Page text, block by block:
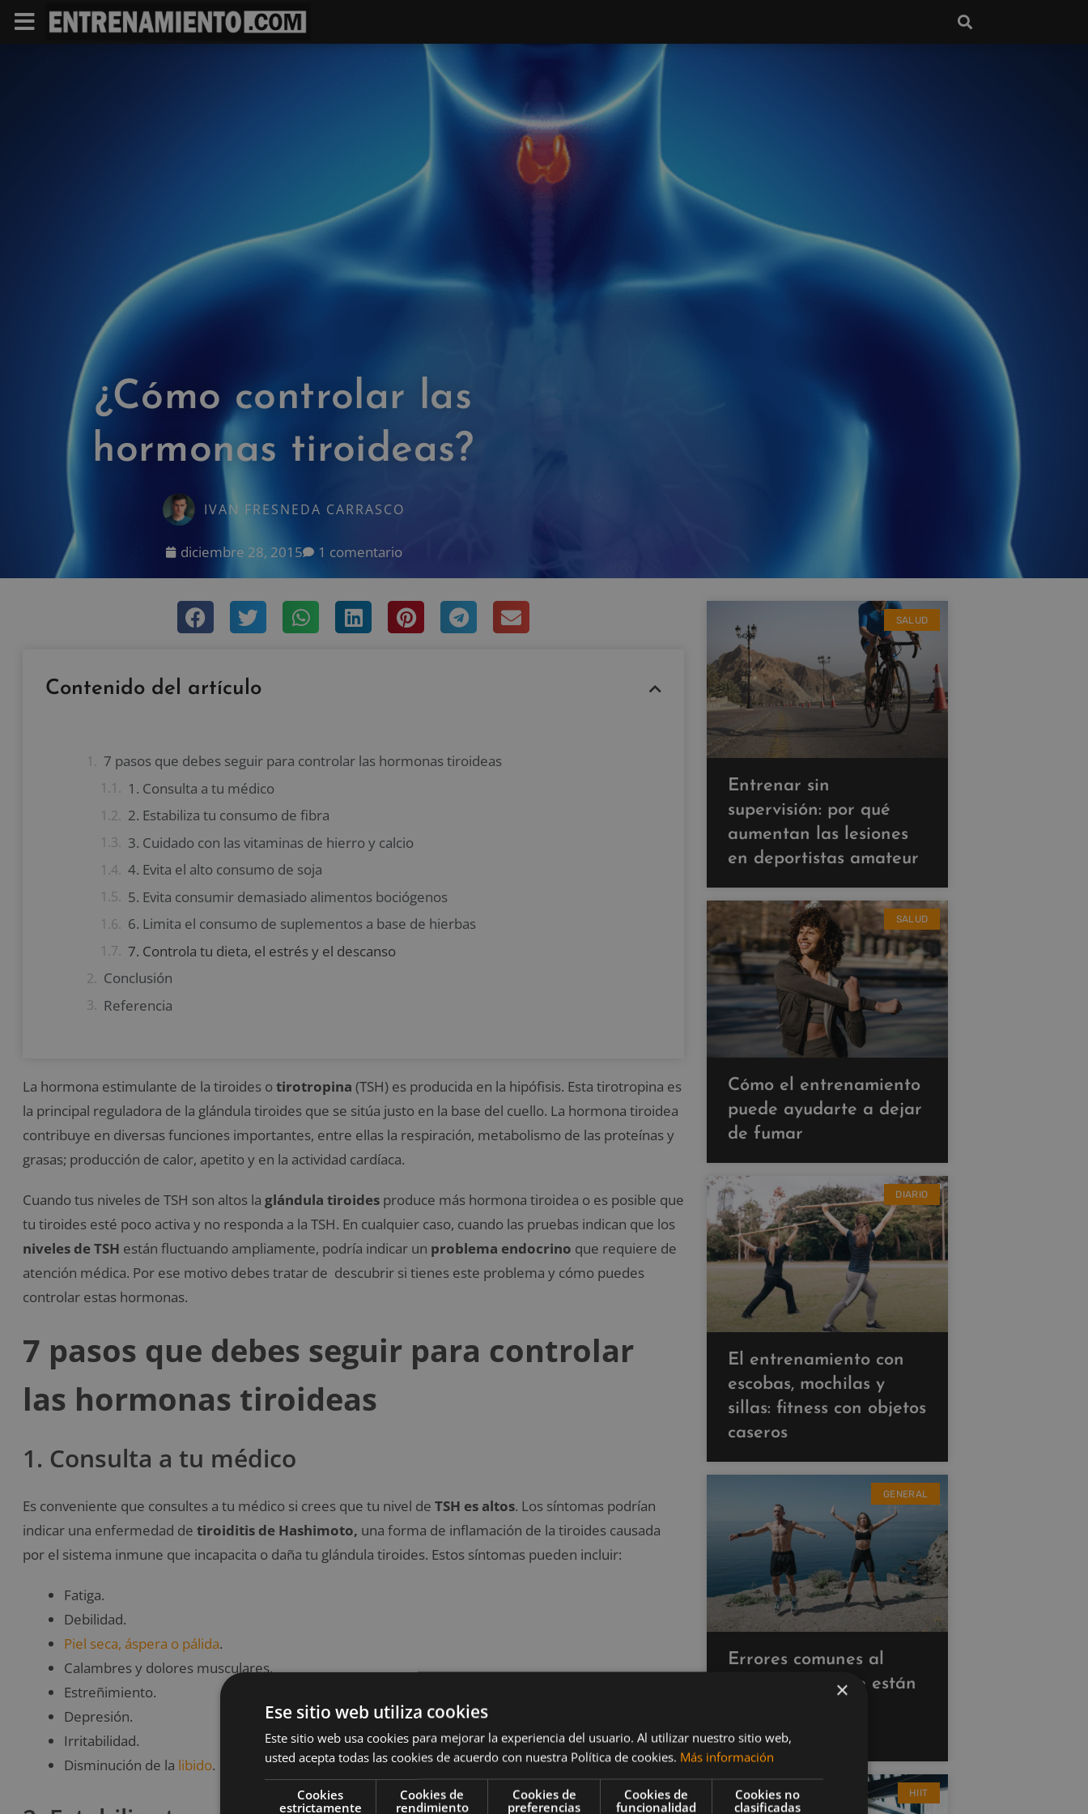
¿Cómo controlar las
hormonas tiroideas?
IVAN FRESNEDA CARRASCO
diciembre 28, 2015 1 comentario
Contenido del artículo
7 pasos que debes seguir para controlar las hormonas tiroideas
1. Consulta a tu médico
2. Estabiliza tu consumo de fibra
3. Cuidado con las vitaminas de hierro y calcio
4. Evita el alto consumo de soja
5. Evita consumir demasiado alimentos bociógenos
6. Limita el consumo de suplementos a base de hierbas
7. Controla tu dieta, el estrés y el descanso
Conclusión
Referencia
La hormona estimulante de la tiroides otirotropina (TSH) es producida en la hipófisis. Esta tirotropina es
la principal reguladora de la glándula tiroides que se sitúa justo en la base del cuello. La hormona tiroidea
contribuye en diversas funciones importantes, entre ellas la respiración, metabolismo de las proteínas y
grasas; producción de calor, apetito y en la actividad cardíaca.
Cuando tus niveles de TSH son altos la glándula tiroides produce más hormona tiroidea o es posible que
tu tiroides esté poco activa y no responda a la TSH. En cualquier caso, cuando las pruebas indican que los
niveles de TSH están fluctuando ampliamente, podría indicar un problema endocrino que requiere de
atención médica. Por ese motivo debes tratar de descubrir si tienes este problema y cómo puedes
controlar estas hormonas.
7 pasos que debes seguir para controlar
las hormonas tiroideas
1. Consulta a tu médico
Es conveniente que consultes a tu médico si crees que tu nivel de TSH es altos. Los síntomas podrían
indicar una enfermedad de tiroiditis de Hashimoto, una forma de inflamación de la tiroides causada
por el sistema inmune que incapacita o daña tu glándula tiroides. Estos síntomas pueden incluir:
Fatiga.
Debilidad.
Piel seca, áspera o pálida.
Calambres y dolores musculares.
Estreñimiento.
Depresión.
Irritabilidad.
Disminución de la libido.
SALUD
Entrenar sin
supervisión: por qué
aumentan las lesiones
en deportistas amateur
SALUD
Cómo el entrenamiento
puede ayudarte a dejar
de fumar
DIARIO
El entrenamiento con
escobas, mochilas y
sillas: fitness con objetos
caseros
GENERAL
Errores comunes al
hacer cardio que están
resultados
HIIT
×
Ese sitio web utiliza cookies
Este sitio web usa cookies para mejorar la experiencia del usuario. Al utilizar nuestro sitio web,
usted acepta todas las cookies de acuerdo con nuestra Política de cookies. Más información
Cookies
estrictamente
Cookies de
rendimiento
Cookies de
preferencias
Cookies de
funcionalidad
Cookies no
clasificadas